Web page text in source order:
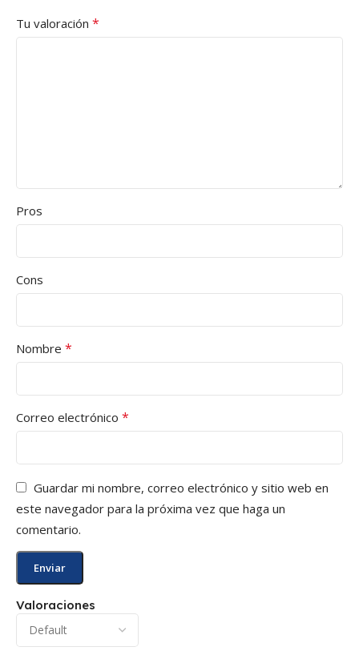
Valoraciones
Tu valoración *
Pros
Cons
Nombre *
Correo electrónico *
Guardar mi nombre, correo electrónico y sitio web en
este navegador para la próxima vez que haga un
comentario.